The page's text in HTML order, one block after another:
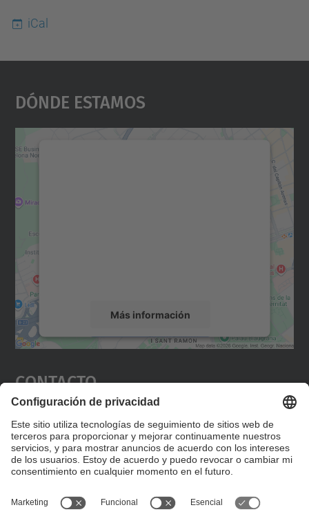
iCal
Dónde Estamos
Más información
Aceptar
powered by
Contacto
Editad en la página "Contacto personalizado", que
encontraréis en la raíz de español, vuestros datos
personalizados de contacto.
Formulario de contacto